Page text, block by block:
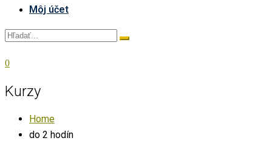
Môj účet
0
Kurzy
Home
do 2 hodín